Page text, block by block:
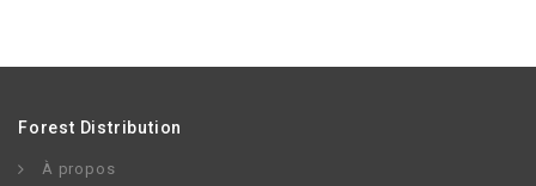
Forest Distribution
À propos